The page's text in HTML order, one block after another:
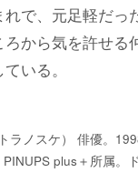
れで、元足軽だっ
から気を許せる
いる。
ラノスケ） 俳優。
plus＋所属。